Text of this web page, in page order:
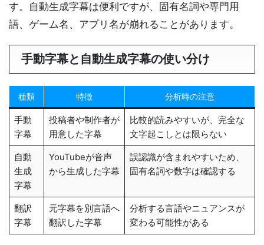
す。自動生成字幕は便利ですが、固有名詞や専門用
語、ゲーム名、アプリ名が崩れることがあります。
手動字幕と自動生成字幕の使い分け
種類 特徴 分析時の注意
手動
字幕
投稿者や制作者が
用意した字幕
比較的読みやすいが、完全な
文字起こしとは限らない
自動
生成
字幕
YouTubeが音声
から生成した字幕
誤認識が含まれやすいため、
固有名詞や数字は確認する
翻訳
字幕
元字幕を別言語へ
翻訳した字幕
分析する言語やニュアンスが
変わる可能性がある